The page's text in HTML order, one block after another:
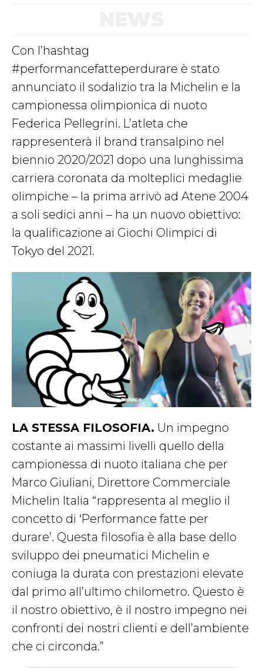
Con l’hashtag
#performancefatteperdurare è stato
annunciato il sodalizio tra la Michelin e la
campionessa olimpionica di nuoto
Federica Pellegrini. L’atleta che
rappresenterà il brand transalpino nel
biennio 2020/2021 dopo una lunghissima
carriera coronata da molteplici medaglie
olimpiche – la prima arrivò ad Atene 2004
a soli sedici anni – ha un nuovo obiettivo:
la qualificazione ai Giochi Olimpici di
Tokyo del 2021.
LA STESSA FILOSOFIA. Un impegno
costante ai massimi livelli quello della
campionessa di nuoto italiana che per
Marco Giuliani, Direttore Commerciale
Michelin Italia “rappresenta al meglio il
concetto di ‘Performance fatte per
durare’. Questa filosofia è alla base dello
sviluppo dei pneumatici Michelin e
coniuga la durata con prestazioni elevate
dal primo all’ultimo chilometro. Questo è
il nostro obiettivo, è il nostro impegno nei
confronti dei nostri clienti e dell’ambiente
che ci circonda.”